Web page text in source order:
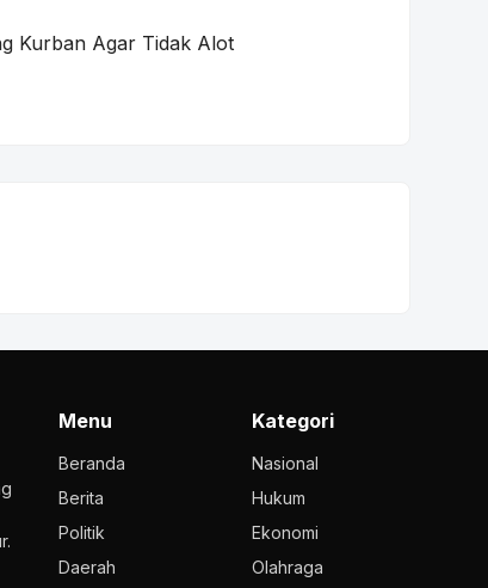
Kurban Agar Tidak Alot
Menu
Beranda
Berita
Politik
Daerah
Kategori
Nasional
Hukum
Ekonomi
Olahraga